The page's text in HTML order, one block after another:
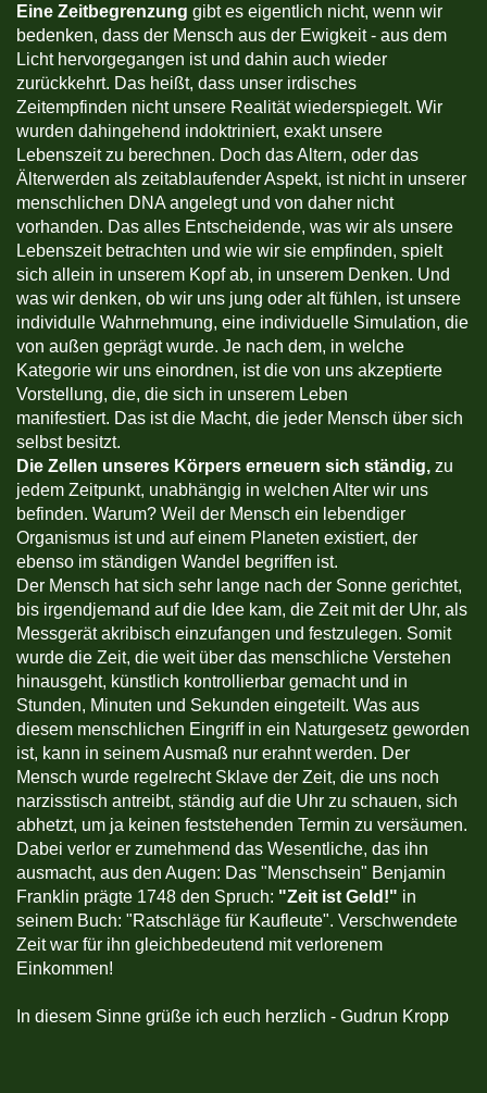
Eine Zeitbegrenzung gibt es eigentlich nicht, wenn wir
bedenken, dass der Mensch aus der Ewigkeit - aus dem
Licht hervorgegangen ist und dahin auch wieder
zurückkehrt. Das heißt, dass unser irdisches
Zeitempfinden nicht unsere Realität wiederspiegelt. Wir
wurden dahingehend indoktriniert, exakt unsere
Lebenszeit zu berechnen. Doch das Altern, oder das
Älterwerden als zeitablaufender Aspekt, ist nicht in unserer
menschlichen DNA angelegt und von daher nicht
vorhanden. Das alles Entscheidende, was wir als unsere
Lebenszeit betrachten und wie wir sie empfinden, spielt
sich allein in unserem Kopf ab, in unserem Denken. Und
was wir denken, ob wir uns jung oder alt fühlen, ist unsere
individulle Wahrnehmung, eine individuelle Simulation, die
von außen geprägt wurde. Je nach dem, in welche
Kategorie wir uns einordnen, ist die von uns akzeptierte
Vorstellung, die, die sich in unserem Leben
manifestiert. Das ist die Macht, die jeder Mensch über sich
selbst besitzt.
Die Zellen unseres Körpers erneuern sich ständig, zu
jedem Zeitpunkt, unabhängig in welchen Alter wir uns
befinden. Warum? Weil der Mensch ein lebendiger
Organismus ist und auf einem Planeten existiert, der
ebenso im ständigen Wandel begriffen ist.
Der Mensch hat sich sehr lange nach der Sonne gerichtet,
bis irgendjemand auf die Idee kam, die Zeit mit der Uhr, als
Messgerät akribisch einzufangen und festzulegen. Somit
wurde die Zeit, die weit über das menschliche Verstehen
hinausgeht, künstlich kontrollierbar gemacht und in
Stunden, Minuten und Sekunden eingeteilt. Was aus
diesem menschlichen Eingriff in ein Naturgesetz geworden
ist, kann in seinem Ausmaß nur erahnt werden. Der
Mensch wurde regelrecht Sklave der Zeit, die uns noch
narzisstisch antreibt, ständig auf die Uhr zu schauen, sich
abhetzt, um ja keinen feststehenden Termin zu versäumen.
Dabei verlor er zumehmend das Wesentliche, das ihn
ausmacht, aus den Augen: Das "Menschsein" Benjamin
Franklin prägte 1748 den Spruch: "Zeit ist Geld!" in
seinem Buch: "Ratschläge für Kaufleute". Verschwendete
Zeit war für ihn gleichbedeutend mit verlorenem
Einkommen!
In diesem Sinne grüße ich euch herzlich - Gudrun Kropp